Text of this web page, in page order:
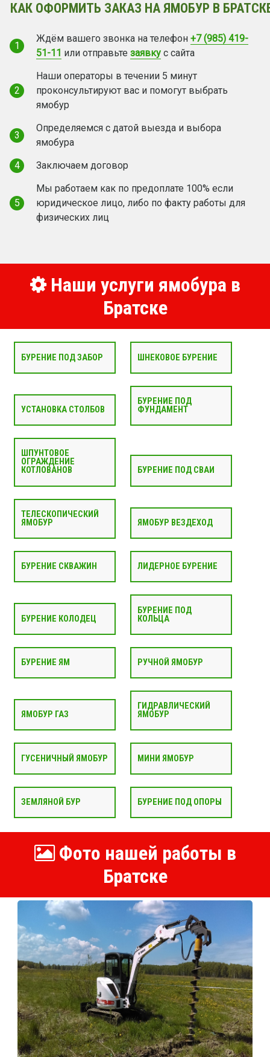
КАК ОФОРМИТЬ ЗАКАЗ НА ЯМОБУР В
1
Ждём вашего звонка на телефон +7 (985) 419-
51-11 или отправьте заявку с сайта
2
Наши операторы в течении 5 минут
проконсультируют вас и помогут выбрать
ямобур
3
Определяемся с датой выезда и выбора
ямобура
4
Заключаем договор
5
Мы работаем как по предоплате 100% если
юридическое лицо, либо по факту работы для
физических лиц
Наши услуги ямобура в
Братске
БУРЕНИЕ ПОД ЗАБОР ШНЕКОВОЕ БУРЕНИЕ
УСТАНОВКА СТОЛБОВ
БУРЕНИЕ ПОД
ФУНДАМЕНТ
ШПУНТОВОЕ
ОГРАЖДЕНИЕ
КОТЛОВАНОВ
БУРЕНИЕ ПОД СВАИ
ТЕЛЕСКОПИЧЕСКИЙ
ЯМОБУР
ЯМОБУР ВЕЗДЕХОД
БУРЕНИЕ СКВАЖИН ЛИДЕРНОЕ БУРЕНИЕ
БУРЕНИЕ КОЛОДЕЦ
БУРЕНИЕ ПОД
КОЛЬЦА
БУРЕНИЕ ЯМ РУЧНОЙ ЯМОБУР
ЯМОБУР ГАЗ
ГИДРАВЛИЧЕСКИЙ
ЯМОБУР
ГУСЕНИЧНЫЙ ЯМОБУР МИНИ ЯМОБУР
ЗЕМЛЯНОЙ БУР БУРЕНИЕ ПОД ОПОРЫ
Фото нашей работы в
Братске